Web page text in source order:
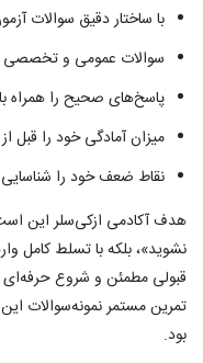
با ساختار دقیق سوالات آزمون
سوالات عمومی و تخصصی
پاسخ‌های صحیح را همراه
میزان آمادگی خود را قبل
نقاط ضعف خود را
هدف آکادمی ازکی‌سلر این
نشوید»، بلکه با تسلط کامل
قبولی مطمئن و شروع حرفه‌ای
تمرین مستمر نمونه‌سوالات
بود.